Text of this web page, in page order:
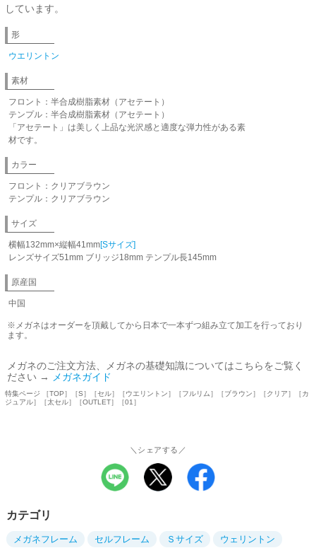
しています。
形
ウエリントン
素材
フロント：半合成樹脂素材（アセテート）
テンプル：半合成樹脂素材（アセテート）
「アセテート」は美しく上品な光沢感と適度な弾力性がある素
材です。
カラー
フロント：クリアブラウン
テンプル：クリアブラウン
サイズ
横幅132mm×縦幅41mm[Sサイズ]
レンズサイズ51mm ブリッジ18mm テンプル長145mm
原産国
中国
※メガネはオーダーを頂戴してから日本で一本ずつ組み立て加工を行っており
ます。
メガネのご注文方法、メガネの基礎知識についてはこちらをご覧く
ださい →
メガネガイド
特集ページ ［TOP］［S］［セル］［ウエリントン］［フルリム］［ブラウン］［クリア］［カ
ジュアル］［太セル］［OUTLET］［01］
＼シェアする／
カテゴリ
メガネフレーム セルフレーム Ｓサイズ ウェリントン